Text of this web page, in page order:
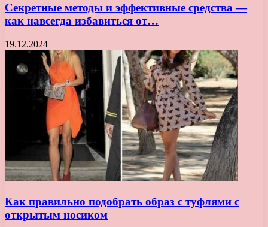
Секретные методы и эффективные средства —
как навсегда избавиться от…
19.12.2024
Как правильно подобрать образ с туфлями с
открытым носиком